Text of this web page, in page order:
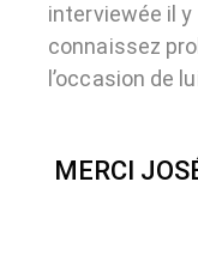
interviewée il
connaissez
l’occasion de
MERCI